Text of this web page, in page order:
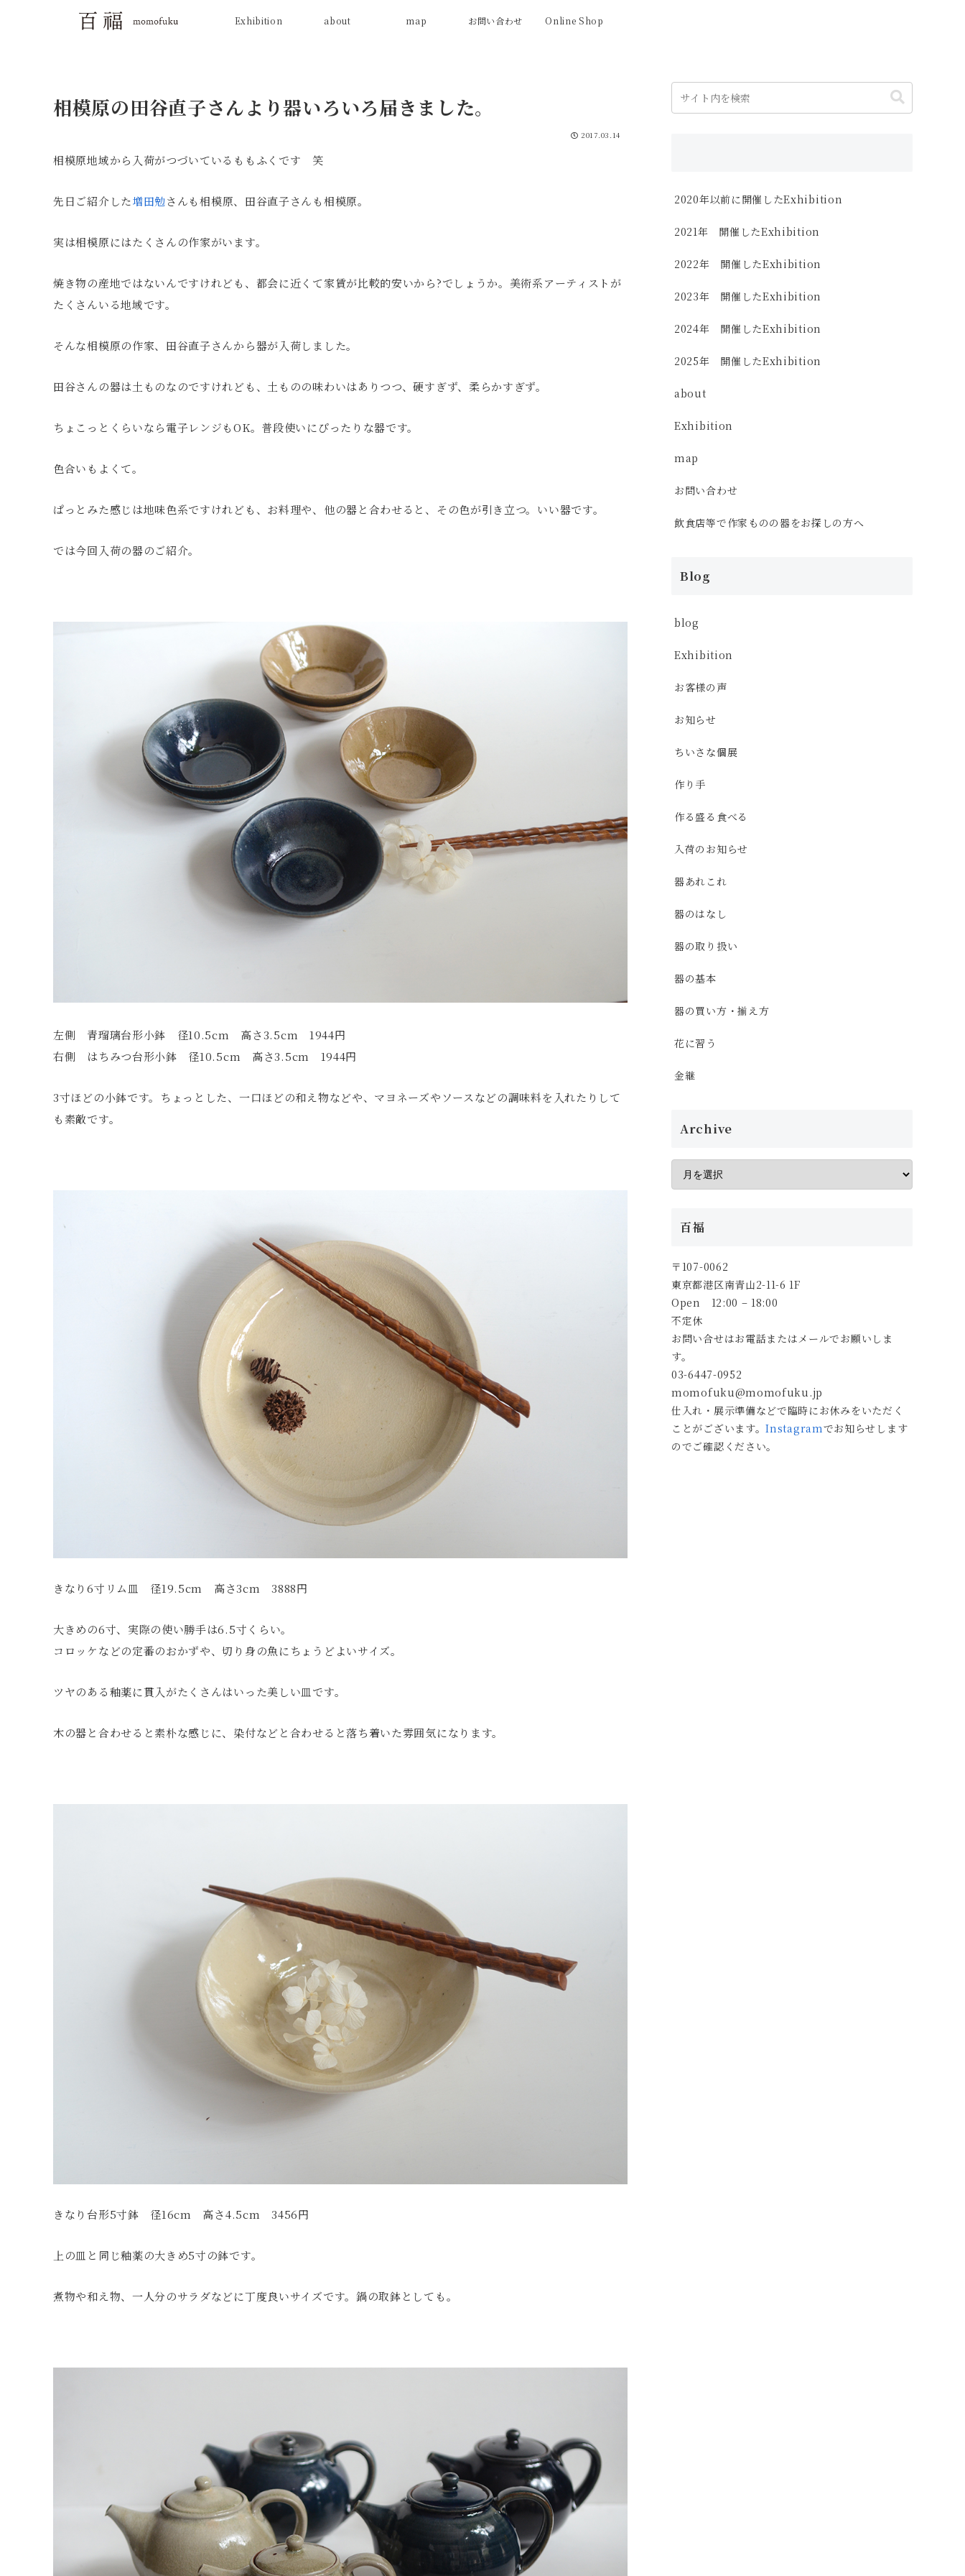
Exhibition about map お問い合わせ Online Shop
相模原の田谷直子さんより器いろいろ届きました。
2017.03.14
相模原地域から入荷がつづいているももふくです 笑
先日ご紹介した増田勉さんも相模原、田谷直子さんも相模原。
実は相模原にはたくさんの作家がいます。
焼き物の産地ではないんですけれども、都会に近くて家賃が比較的安いから?でしょうか。美術系アーティストが
たくさんいる地域です。
そんな相模原の作家、田谷直子さんから器が入荷しました。
田谷さんの器は土ものなのですけれども、土ものの味わいはありつつ、硬すぎず、柔らかすぎず。
ちょこっとくらいなら電子レンジもOK。普段使いにぴったりな器です。
色合いもよくて。
ぱっとみた感じは地味色系ですけれども、お料理や、他の器と合わせると、その色が引き立つ。いい器です。
では今回入荷の器のご紹介。
左側 青瑠璃台形小鉢 径10.5cm 高さ3.5cm 1944円
右側 はちみつ台形小鉢 径10.5cm 高さ3.5cm 1944円
3寸ほどの小鉢です。ちょっとした、一口ほどの和え物などや、マヨネーズやソースなどの調味料を入れたりして
も素敵です。
きなり6寸リム皿 径19.5cm 高さ3cm 3888円
大きめの6寸、実際の使い勝手は6.5寸くらい。
コロッケなどの定番のおかずや、切り身の魚にちょうどよいサイズ。
ツヤのある釉薬に貫入がたくさんはいった美しい皿です。
木の器と合わせると素朴な感じに、染付などと合わせると落ち着いた雰囲気になります。
きなり台形5寸鉢 径16cm 高さ4.5cm 3456円
上の皿と同じ釉薬の大きめ5寸の鉢です。
煮物や和え物、一人分のサラダなどに丁度良いサイズです。鍋の取鉢としても。
2020年以前に開催したExhibition
2021年 開催したExhibition
2022年 開催したExhibition
2023年 開催したExhibition
2024年 開催したExhibition
2025年 開催したExhibition
about
Exhibition
map
お問い合わせ
飲食店等で作家ものの器をお探しの方へ
Blog
blog
Exhibition
お客様の声
お知らせ
ちいさな個展
作り手
作る盛る食べる
入荷のお知らせ
器あれこれ
器のはなし
器の取り扱い
器の基本
器の買い方・揃え方
花に習う
金継
Archive
百福
〒107-0062
東京都港区南青山2-11-6 1F
Open 12:00 – 18:00
不定休
お問い合せはお電話またはメールでお願いしま
す。
03-6447-0952
momofuku@momofuku.jp
仕入れ・展示準備などで臨時にお休みをいただく
ことがございます。Instagramでお知らせします
のでご確認ください。